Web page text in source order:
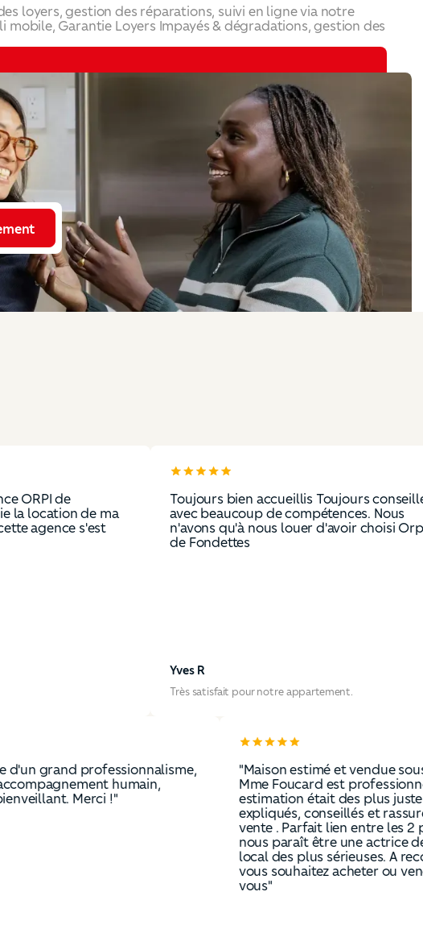
loyers, gestion des réparations, suivi en ligne via notre
mobile, Garantie Loyers Impayés & dégradations, gestion des
de
de ma
s'est
Toujours bien accueillis Toujours conseillés
avec beaucoup de compétences. Nous
n'avons qu'à nous louer d'avoir choisi Orpi
de Fondettes
Très satisfait pour notre appartement.
agence d'un grand professionnalisme,
un accompagnement humain,
et bienveillant. Merci !"
"Maison estimé et
Mme Foucard est
estimation était des
expliqués, conseillés
vente . Parfait lien
nous paraît être une
local des plus
vous souhaitez